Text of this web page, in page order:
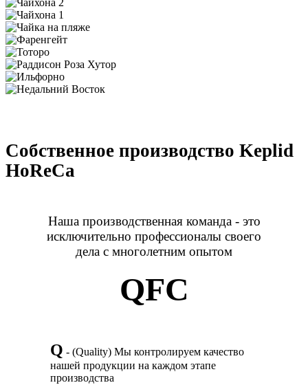
Собственное производство Keplid
HoReCa
Наша производственная команда - это
исключительно профессионалы своего
дела с многолетним опытом
QFC
Q - (Quality) Мы контролируем качество
нашей продукции на каждом этапе
производства